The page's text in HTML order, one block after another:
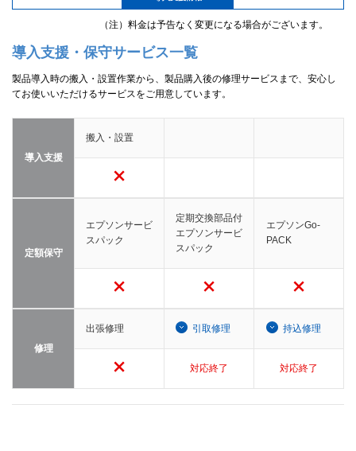
（注）料金は予告なく変更になる場合がございます。
導入支援・保守サービス一覧
製品導入時の搬入・設置作業から、製品購入後の修理サービスまで、安心し
てお使いいただけるサービスをご用意しています。
導入支援
搬入・設置
定額保守
エプソンサービ
スパック
定期交換部品付
エプソンサービ
スパック
エプソンGo-
PACK
修理
出張修理 引取修理 持込修理
対応終了 対応終了